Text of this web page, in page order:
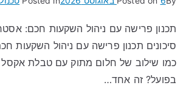
תכנון פרישה עם ניהול השקעות חכם:
סיכונים תכנון פרישה עם ניהול השקעות
כמו שילוב של חלום מתוק עם טבלת
בפועל? זה אחד…